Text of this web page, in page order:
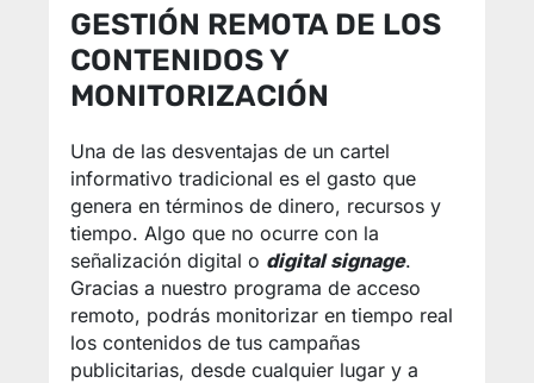
GESTIÓN REMOTA DE LOS
CONTENIDOS Y
MONITORIZACIÓN
Una de las desventajas de un cartel
informativo tradicional es el gasto que
genera en términos de dinero, recursos y
tiempo. Algo que no ocurre con la
señalización digital o digital signage.
Gracias a nuestro programa de acceso
remoto, podrás monitorizar en tiempo real
los contenidos de tus campañas
publicitarias, desde cualquier lugar y a